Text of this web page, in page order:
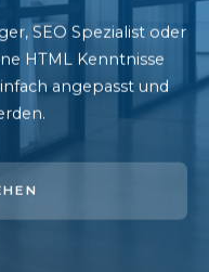
SEO Spezialist oder
HTML Kenntnisse
angepasst und